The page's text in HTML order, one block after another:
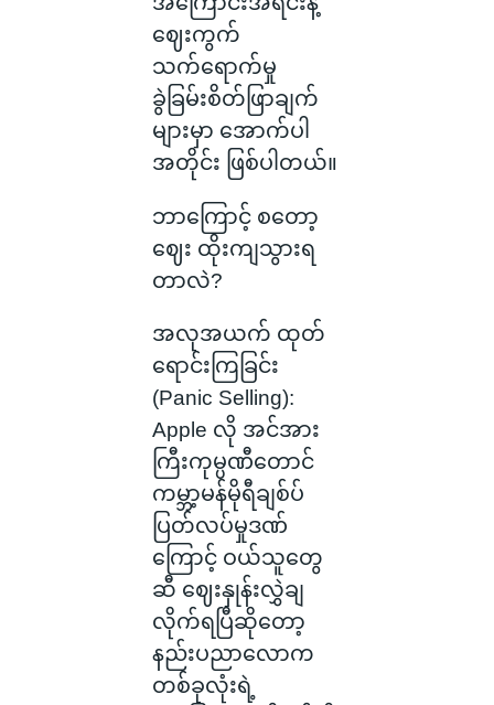
ဈေးကွက်
သက်ရောက်မှု
ခွဲခြမ်းစိတ်ဖြာချက်
များမှာ အောက်ပါ
အတိုင်း ဖြစ်ပါတယ်။
ဘာကြောင့် စတော့
ဈေး ထိုးကျသွားရ
တာလဲ?
အလုအယက် ထုတ်
ရောင်းကြခြင်း
(Panic Selling):
Apple လို အင်အား
ကြီးကုမ္ပဏီတောင်
ကမ္ဘာ့မန်မိုရီချစ်ပ်
ပြတ်လပ်မှုဒဏ်
ကြောင့် ဝယ်သူတွေ
ဆီ ဈေးနှုန်းလွှဲချ
လိုက်ရပြီဆိုတော့
နည်းပညာလောက
တစ်ခုလုံးရဲ့